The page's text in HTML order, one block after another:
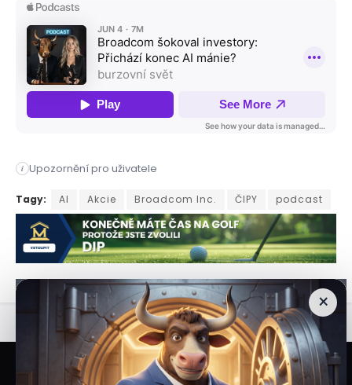
i Upozornění pro uživatele
Polovodičový gigant Broadcom šokoval finanční trhy.
Tagy: AI Akcie Broadcom Inc. ČIPY podcast
×
Veškeré informace a materiály zveřejněné na internetových stránkách